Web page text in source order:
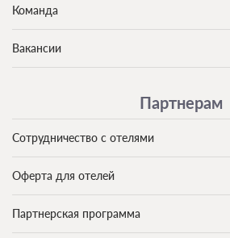
Команда
Вакансии
Партнерам
Сотрудничество с отелями
Оферта для отелей
Партнерская программа